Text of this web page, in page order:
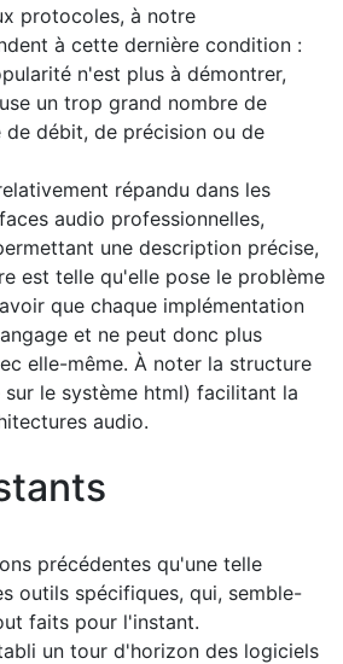
protocoles, à notre
à cette dernière condition :
n'est plus à démontrer,
un trop grand nombre de
débit, de précision ou de
répandu dans les
audio professionnelles,
une description précise,
est telle qu'elle pose le problème
que chaque implémentation
et ne peut donc plus
elle-même. À noter la structure
sur le système html) facilitant la
audio.
précédentes qu'une telle
outils spécifiques, qui, semble-
faits pour l'instant.
un tour d'horizon des logiciels